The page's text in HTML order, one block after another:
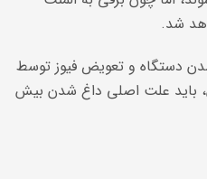
شد.
دستگاه و تعویض فیوز توسط
علت اصلی داغ شدن بیش